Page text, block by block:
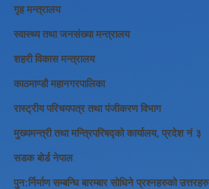
गृह मन्त्रालय
स्वास्थ्य तथा जनसंख्या मन्त्रालय
शहरी विकास मन्त्रालय
काठमाण्डौ महानगरपालिका
रास्ट्रीय परिचयपत्र तथा पंजीकरण विभाग
मुख्यमन्त्री तथा मन्त्रिपरिषद्को कार्यालय, प्रदेश नं ३
सडक बोर्ड नेपाल
पुन:र्निर्माण सम्बन्धि बारम्बार सोधिने प्रश्नहरुको उत्तरहरु